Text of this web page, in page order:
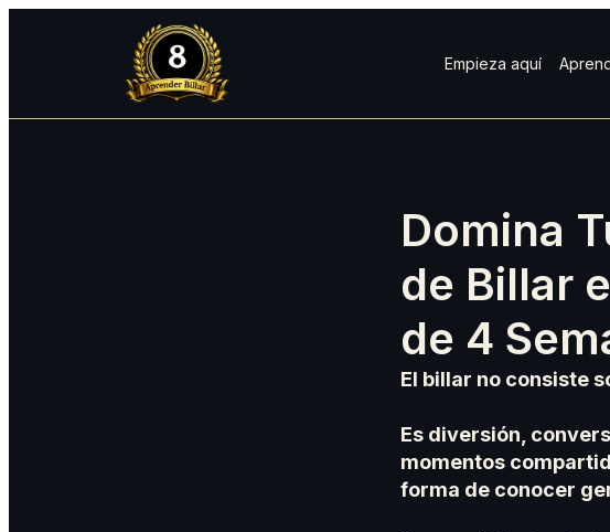
Empieza aquí
Domina
de Billar
de 4
El billar no consiste
Es diversión,
momentos
forma de conocer